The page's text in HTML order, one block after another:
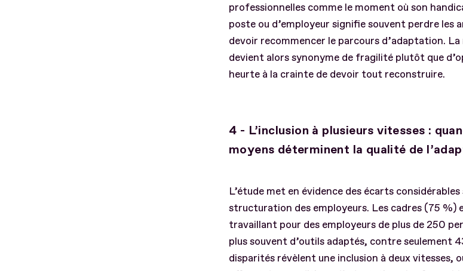
professionnelles comme le moment où son
poste ou d’employeur signifie souvent perdre les
devoir recommencer le parcours d’adaptation.
devient alors synonyme de fragilité plutôt que
heurte à la crainte de devoir tout reconstruire.
4 - L’inclusion à plusieurs vitesses :
moyens déterminent la qualité de
L’étude met en évidence des écarts
structuration des employeurs. Les cadres (75 %)
travaillant pour des employeurs de plus de 250
plus souvent d’outils adaptés, contre seulement
disparités révèlent une inclusion à deux vitesses,